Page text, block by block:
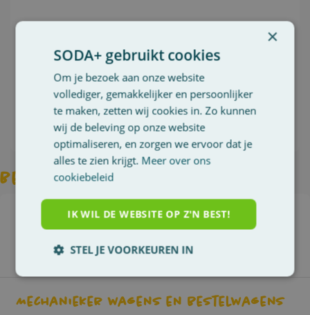
Mail dit zoekertje
Solliciteer
Beschikbare jobs
Arbeider funderingen
Mechanieker wagens en bestelwagens
×
SODA+ gebruikt cookies
Om je bezoek aan onze website
vollediger, gemakkelijker en persoonlijker
te maken, zetten wij cookies in. Zo kunnen
wij de beleving op onze website
optimaliseren, en zorgen we ervoor dat je
alles te zien krijgt. Meer over ons
cookiebeleid
IK WIL DE WEBSITE OP Z'N BEST!
STEL JE VOORKEUREN IN
Strikt
Prestatie Gerichte